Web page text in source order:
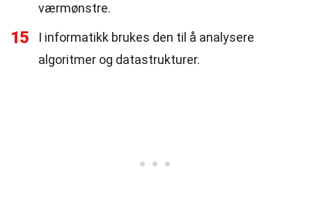
værmønstre.
15
I informatikk brukes den til å analysere
algoritmer og datastrukturer.